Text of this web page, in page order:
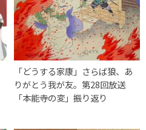
「どうする家康」さらば狼、あ
りがとう我が友。第28回放送
「本能寺の変」振り返り